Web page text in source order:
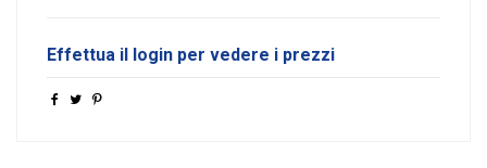
Effettua il login per vedere i prezzi